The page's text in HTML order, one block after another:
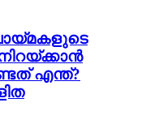
എന്ത്?